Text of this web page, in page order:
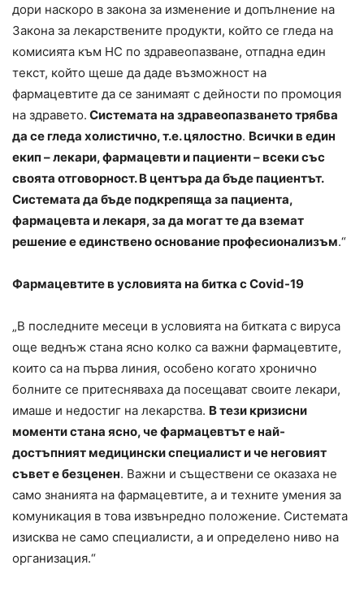
дори наскоро в закона за изменение и допълнение на
Закона за лекарствените продукти, който се гледа на
комисията към НС по здравеопазване, отпадна един
текст, който щеше да даде възможност на
фармацевтите да се занимаят с дейности по промоция
на здравето. Системата на здравеопазването трябва
да се гледа холистично, т.е. цялостно. Всички в един
екип – лекари, фармацевти и пациенти – всеки със
своята отговорност. В центъра да бъде пациентът.
Системата да бъде подкрепяща за пациента,
фармацевта и лекаря, за да могат те да вземат
решение е единствено основание професионализъм.“
Фармацевтите в условията на битка с Covid-19
„В последните месеци в условията на битката с вируса
още веднъж стана ясно колко са важни фармацевтите,
които са на първа линия, особено когато хронично
болните се притесняваха да посещават своите лекари,
имаше и недостиг на лекарства. В тези кризисни
моменти стана ясно, че фармацевтът е най-
достъпният медицински специалист и че неговият
съвет е безценен. Важни и съществени се оказаха не
само знанията на фармацевтите, а и техните умения за
комуникация в това извънредно положение. Системата
изисква не само специалисти, а и определено ниво на
организация.“